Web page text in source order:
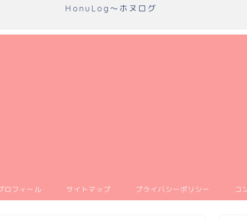
HonuLog～ホヌログ
ロフィール サイトマップ プライバシーポリシー コ